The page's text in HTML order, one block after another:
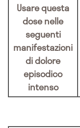
Usare questa
dose nelle
seguenti
manifestazioni
di dolore
episodico
intenso